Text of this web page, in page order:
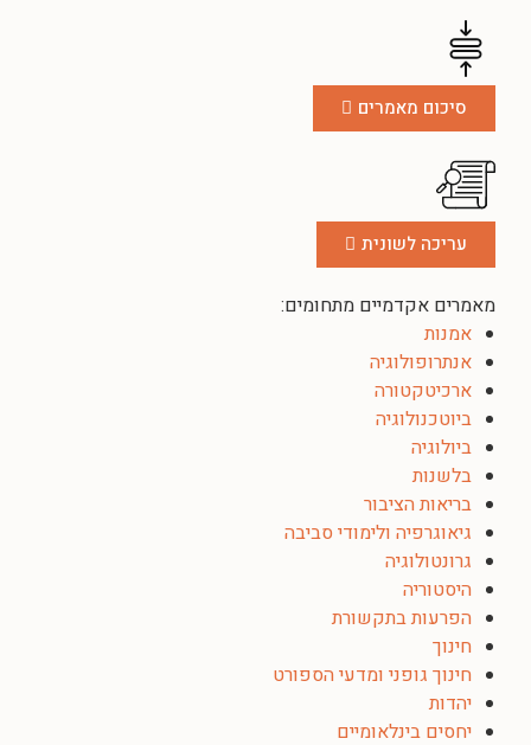
סיכום מאמרים
עריכה לשונית
מאמרים אקדמיים מתחומים:
אמנות
אנתרופולוגיה
ארכיטקטורה
ביוטכנולוגיה
ביולוגיה
בלשנות
בריאות הציבור
גיאוגרפיה ולימודי סביבה
גרונטולוגיה
היסטוריה
הפרעות בתקשורת
חינוך
חינוך גופני ומדעי הספורט
יהדות
יחסים בינלאומיים